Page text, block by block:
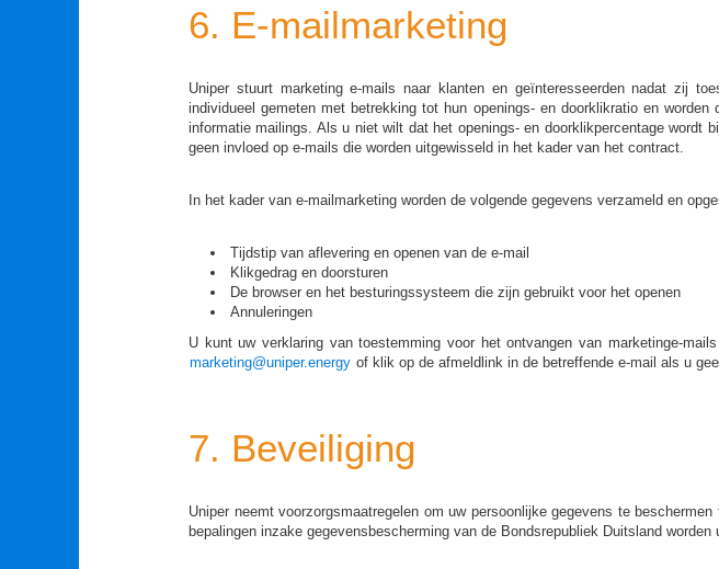
6. E-mailmarketing
Uniper stuurt marketing e-mails naar klanten en geïnteresseerden nadat zij
individueel gemeten met betrekking tot hun openings- en doorklikratio en
informatie mailings. Als u niet wilt dat het openings- en doorklikpercentage wordt
geen invloed op e-mails die worden uitgewisseld in het kader van het contract.
In het kader van e-mailmarketing worden de volgende gegevens verzameld en
Tijdstip van aflevering en openen van de e-mail
Klikgedrag en doorsturen
De browser en het besturingssysteem die zijn gebruikt voor het openen
Annuleringen
U kunt uw verklaring van toestemming voor het ontvangen van marketinge-
marketing@uniper.energy of klik op de afmeldlink in de betreffende e-mail als u
7. Beveiliging
Uniper neemt voorzorgsmaatregelen om uw persoonlijke gegevens te
bepalingen inzake gegevensbescherming van de Bondsrepubliek Duitsland worden